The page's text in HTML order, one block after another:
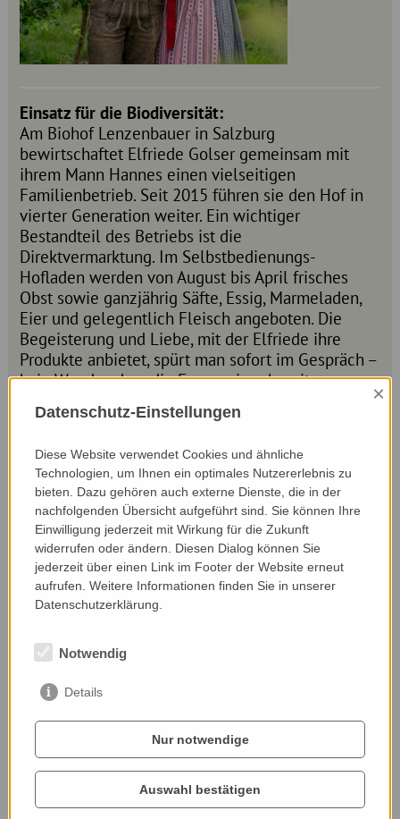
Einsatz für die Biodiversität:
Am Biohof Lenzenbauer in Salzburg
bewirtschaftet Elfriede Golser gemeinsam mit
ihrem Mann Hannes einen vielseitigen
Familienbetrieb. Seit 2015 führen sie den Hof in
vierter Generation weiter. Ein wichtiger
Bestandteil des Betriebs ist die
Direktvermarktung. Im Selbstbedienungs-
Hofladen werden von August bis April frisches
Obst sowie ganzjährig Säfte, Essig, Marmeladen,
Eier und gelegentlich Fleisch angeboten. Die
Begeisterung und Liebe, mit der Elfriede ihre
Produkte anbietet, spürt man sofort im Gespräch –
kein Wunder, dass die Erzeugnisse bereits
Ressourcen spielt für Elfriede eine zentrale Rolle.
Biodiversitätsflächen, später gemähte Wiesen und
neu gepflanzte Obstbäume fördern die Vielfalt.
Auch Falkenpaare haben hier ihren Lebensraum
gefunden und unterstützen als natürliche
Mäusejäger das ökologische Gleichgewicht. Mit
Photovoltaik und Hackschnitzelheizung setzt der
Betrieb zudem auf klimafreundliche Energie.
Landwirtschaft, Artenvielfalt und regionale
Vermarktung Hand in Hand gehen können. Ein
Besuch lohnt sich: Gäste sind herzlich eingeladen,
und den Hof hautnah zu erleben.
lenzenbauer.at/
Datenschutz-Einstellungen
×
Diese Website verwendet Cookies und ähnliche
Technologien, um Ihnen ein optimales Nutzererlebnis zu
bieten. Dazu gehören auch externe Dienste, die in der
nachfolgenden Übersicht aufgeführt sind. Sie können Ihre
Einwilligung jederzeit mit Wirkung für die Zukunft
widerrufen oder ändern. Diesen Dialog können Sie
jederzeit über einen Link im Footer der Website erneut
aufrufen. Weitere Informationen finden Sie in unserer
Datenschutzerklärung.
Notwendig
Details
Nur notwendige
Auswahl bestätigen